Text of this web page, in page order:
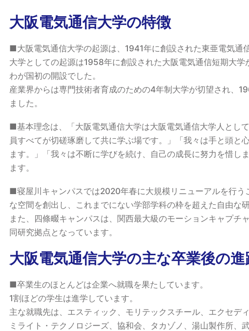
大阪電気通信大学の特徴
■大阪電気通信大学の起源は、1941年に創設された東亜電気通
大学としての起源は1958年に創設された大阪電気通信短期大
わが国初の開設でした。
産業界からは専門技術者育成のための4年制大学が切望され、
ました。
■基本理念は、「大阪電気通信大学は大阪電気通信大学人とし
員すべてが切磋琢磨して共に学ぶ場です。」「我々は手と頭と
ます。」「我々は不断に学びを続け、自己の成長に努力を惜し
ます。
■寝屋川キャンパスでは2020年春に大規模リニューアルを行う
な空間を創出し、これまでにない学部学科の枠を超えた自由な
また、四條畷キャンパスは、関西最大級のモーションキャプチ
同研究拠点となっています。
大阪電気通信大学の主な卒業後の進
■卒業生のほとんどは企業へ就職を果たしています。
1割ほどの学生は進学しています。
主な就職先は、エスティック、モリテックスチール、エクセデ
ミライト・テクノロジーズ、協和会、タカゾノ、湯山製作所、